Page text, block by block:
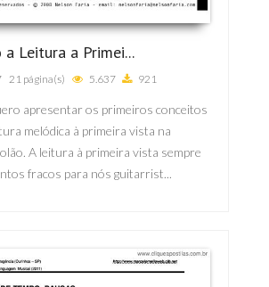
a Leitura a Primei...
21 página(s) 5.637 921
apresentar os primeiros conceitos
melódica à primeira vista na
A leitura à primeira vista sempre
fracos para nós guitarrist...